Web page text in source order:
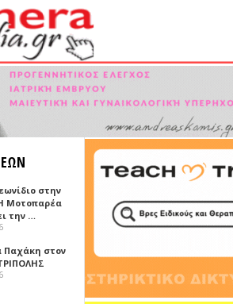
στην
Μοτοπαρέα
την …
Παχάκη στον